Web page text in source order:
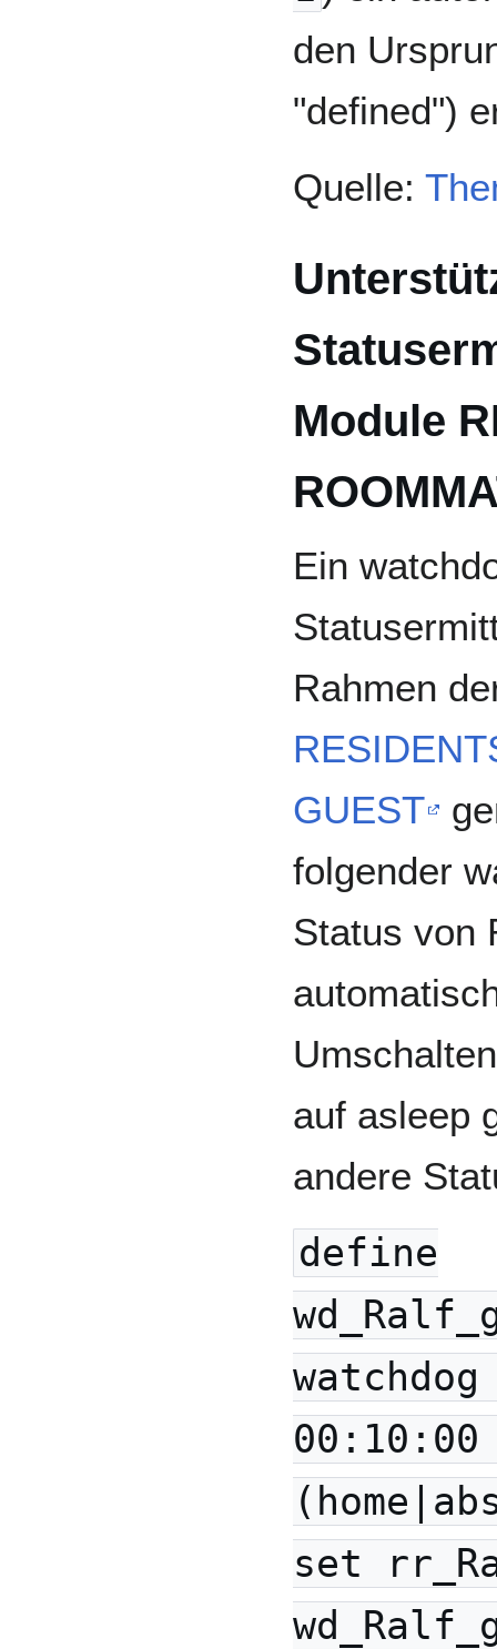
den
"defined")
Quelle:
Module
Ein
Rahmen
GUEST
folgender
Status von
auf asleep
andere
define
set